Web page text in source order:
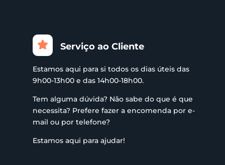
Serviço ao Cliente
Estamos aqui para si todos os dias úteis das
9h00-13h00 e das 14h00-18h00.
Tem alguma dúvida? Não sabe do que é que
necessita? Prefere fazer a encomenda por e-
mail ou por telefone?
Estamos aqui para ajudar!